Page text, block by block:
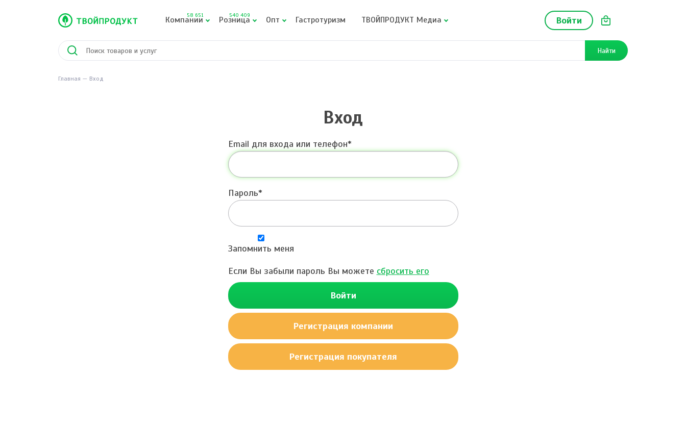
Войти
Компании
58 651 Розница
540 409 Опт Гастротуризм ТВОЙПРОДУКТ Медиа
Найти
Главная Вход
Вход
Email для входа или телефон
Пароль
Запомнить меня
Если Вы забыли пароль Вы можете сбросить его
Войти
Регистрация компании
Регистрация покупателя